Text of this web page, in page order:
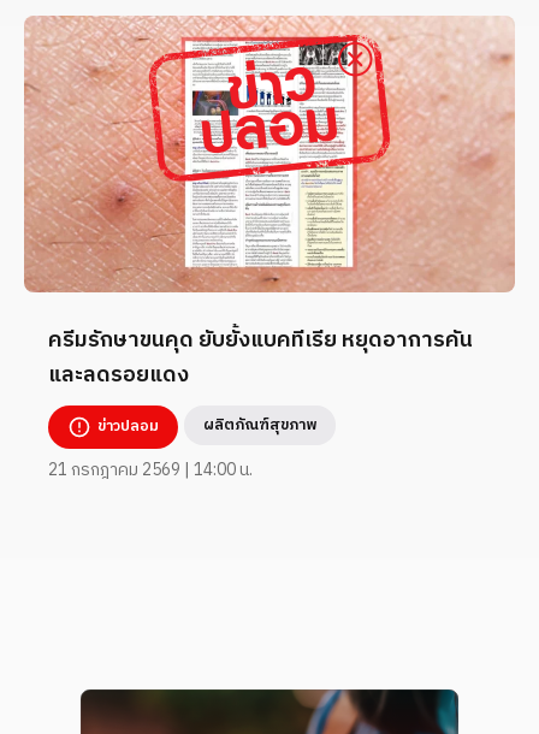
ครีมรักษาขนคุด ยับยั้งแบคทีเรีย หยุดอาการคัน
และลดรอยแดง
ข่าวปลอม ผลิตภัณฑ์สุขภาพ
21 กรกฎาคม 2569 | 14:00 น.